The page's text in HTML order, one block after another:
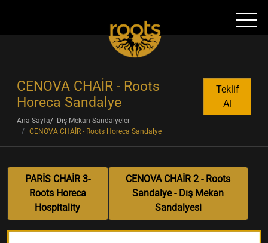
CENOVA CHAİR - Roots
Horeca Sandalye
Teklif
Al
Ana Sayfa
Dış Mekan Sandalyeler
CENOVA CHAİR - Roots Horeca Sandalye
PARİS CHAİR 3-
Roots Horeca
Hospitality
CENOVA CHAİR 2 - Roots
Sandalye - Dış Mekan
Sandalyesi